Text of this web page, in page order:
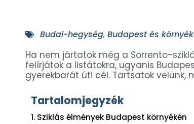
Budai-hegység, Budapest és
Ha nem jártatok még a Sorrento-
felírjátok a listátokra, ugyanis
gyerekbarát úti cél. Tartsatok velünk,
Tartalomjegyzék
Sziklás élmények Budapest környékén